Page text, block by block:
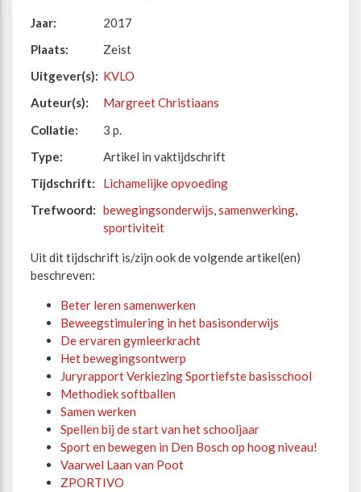
Jaar:
2017
Plaats:
Zeist
Uitgever(s): KVLO
Auteur(s):
Margreet Christiaans
Collatie:
3 p.
Type:
Artikel in vaktijdschrift
Tijdschrift:
Lichamelijke opvoeding
Trefwoord: bewegingsonderwijs,samenwerking,
sportiviteit
Uit dit tijdschrift is/zijn ook de volgende artikel(en)
beschreven:
Beter leren samenwerken
Beweegstimulering in het basisonderwijs
De ervaren gymleerkracht
Het bewegingsontwerp
Juryrapport Verkiezing Sportiefste basisschool
Methodiek softballen
Samen werken
Spellen bij de start van het schooljaar
Sport en bewegen in Den Bosch op hoog niveau!
Vaarwel Laan van Poot
ZPORTIVO